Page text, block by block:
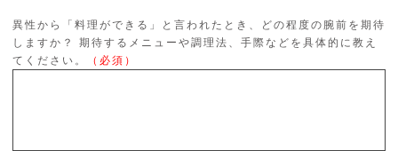
異性から「料理ができる」と言われたとき、どの程度の腕前を期待
しますか？ 期待するメニューや調理法、手際などを具体的に教え
てください。
（必須）